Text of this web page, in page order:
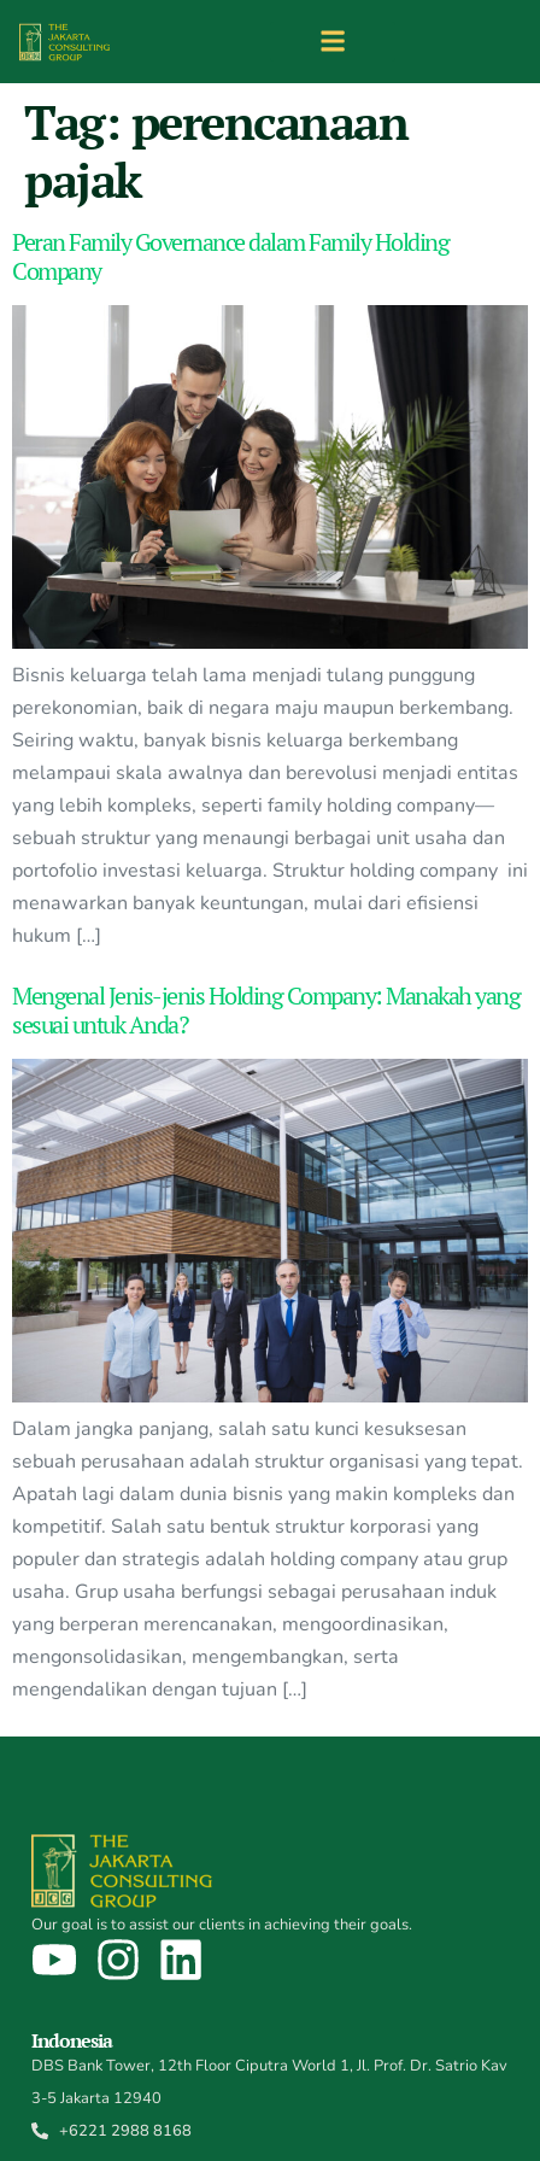
Tag: perencanaan
pajak
Peran Family Governance dalam Family Holding
Company
Bisnis keluarga telah lama menjadi tulang punggung
perekonomian, baik di negara maju maupun berkembang.
Seiring waktu, banyak bisnis keluarga berkembang
melampaui skala awalnya dan berevolusi menjadi entitas
yang lebih kompleks, seperti family holding company—
sebuah struktur yang menaungi berbagai unit usaha dan
portofolio investasi keluarga. Struktur holding company ini
menawarkan banyak keuntungan, mulai dari efisiensi
hukum […]
Mengenal Jenis-jenis Holding Company: Manakah yang
sesuai untuk Anda?
Dalam jangka panjang, salah satu kunci kesuksesan
sebuah perusahaan adalah struktur organisasi yang tepat.
Apatah lagi dalam dunia bisnis yang makin kompleks dan
kompetitif. Salah satu bentuk struktur korporasi yang
populer dan strategis adalah holding company atau grup
usaha. Grup usaha berfungsi sebagai perusahaan induk
yang berperan merencanakan, mengoordinasikan,
mengonsolidasikan, mengembangkan, serta
mengendalikan dengan tujuan […]
Our goal is to assist our clients in achieving their goals.
Indonesia
DBS Bank Tower, 12th Floor Ciputra World 1, Jl. Prof. Dr. Satrio Kav
3-5 Jakarta 12940
+6221 2988 8168